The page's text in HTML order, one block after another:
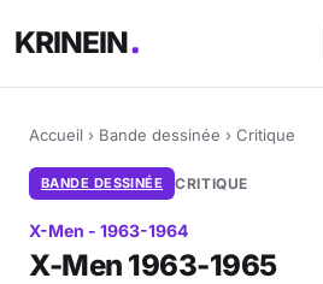
KRINEIN
Accueil › Bande dessinée › Critique
BANDE DESSINÉE CRITIQUE
X-Men - 1963-1964
X-Men 1963-1965